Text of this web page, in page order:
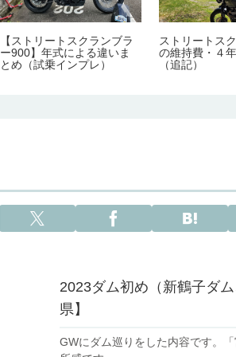
【ストリートスクランブラ
ー900】年式による違いま
とめ（試乗インプレ）
ストリートス
の維持費・４
（追記）
2023ダム初め（新鶴子ダ
県】
GWにダム巡りをした内容です。